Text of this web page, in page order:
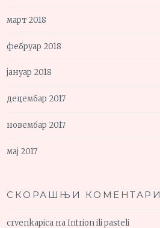
март 2018
фебруар 2018
јануар 2018
децембар 2017
новембар 2017
мај 2017
СКОРАШЊИ КОМЕНТАРИ
crvenkapica наIntrion ili pasteli